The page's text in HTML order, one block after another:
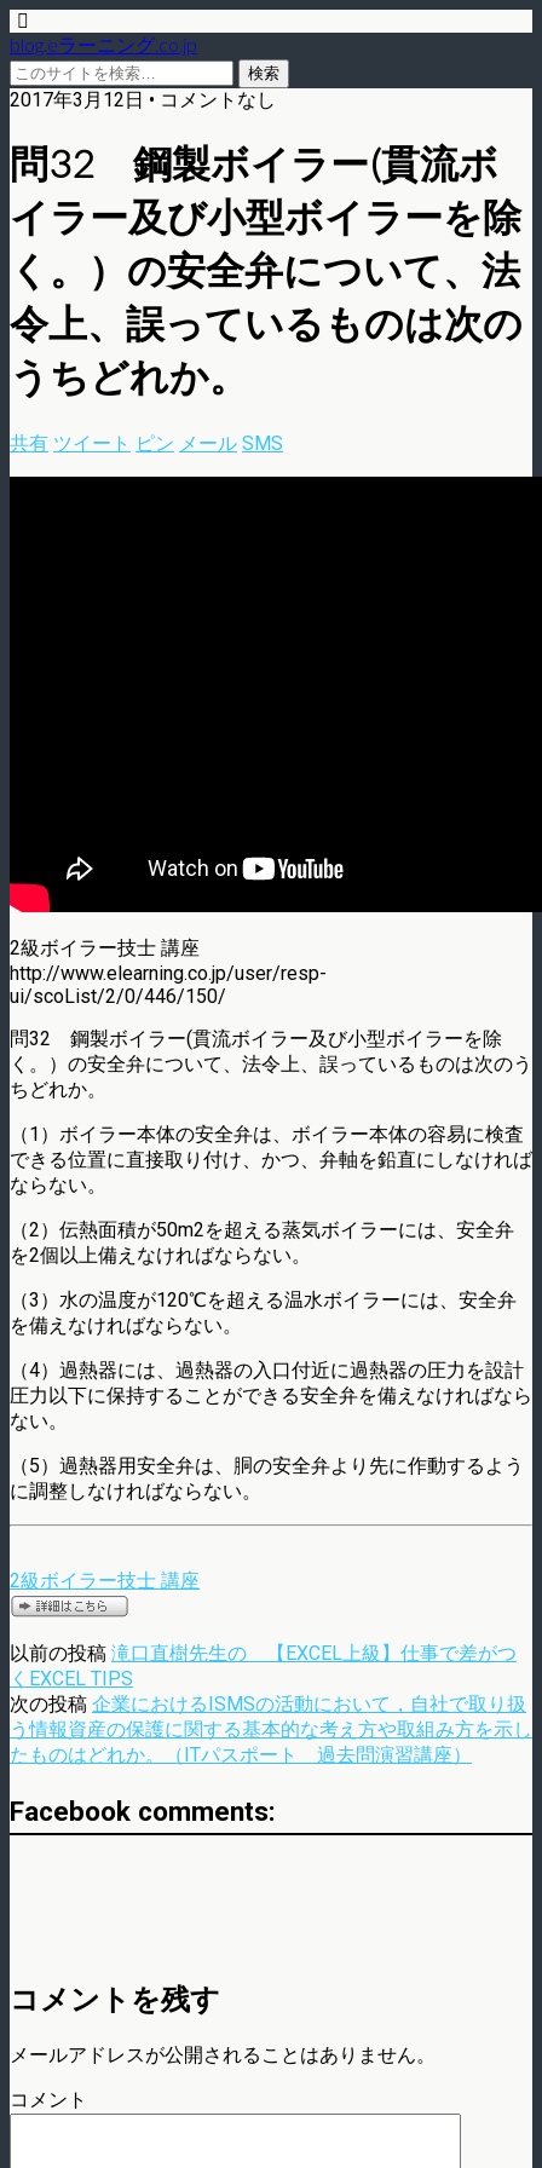
blog.eラーニング.co.jp
2017年3月12日 • コメントなし
問32 鋼製ボイラー(貫流ボ
イラー及び小型ボイラーを除
く。）の安全弁について、法
令上、誤っているものは次の
うちどれか。
共有 ツイート ピン メール SMS
2級ボイラー技士 講座
http://www.elearning.co.jp/user/resp-
ui/scoList/2/0/446/150/
問32 鋼製ボイラー(貫流ボイラー及び小型ボイラーを除
く。）の安全弁について、法令上、誤っているものは次のう
ちどれか。
（1）ボイラー本体の安全弁は、ボイラー本体の容易に検査
できる位置に直接取り付け、かつ、弁軸を鉛直にしなければ
ならない。
（2）伝熱面積が50m2を超える蒸気ボイラーには、安全弁
を2個以上備えなければならない。
（3）水の温度が120℃を超える温水ボイラーには、安全弁
を備えなければならない。
（4）過熱器には、過熱器の入口付近に過熱器の圧力を設計
圧力以下に保持することができる安全弁を備えなければなら
ない。
（5）過熱器用安全弁は、胴の安全弁より先に作動するよう
に調整しなければならない。
2級ボイラー技士 講座
以前の投稿 滝口直樹先生の 【EXCEL上級】仕事で差がつ
くEXCEL TIPS
次の投稿 企業におけるISMSの活動において，自社で取り扱
う情報資産の保護に関する基本的な考え方や取組み方を示し
たものはどれか。（ITパスポート 過去問演習講座）
Facebook comments:
コメントを残す
メールアドレスが公開されることはありません。
コメント